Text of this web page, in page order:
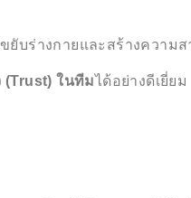
ร่างกายและสร้างความ
(Trust) ในทีมได้อย่างดีเยี่ยม